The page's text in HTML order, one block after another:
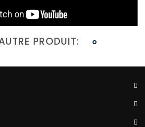
PRODUIT: